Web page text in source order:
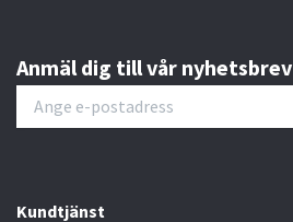
Anmäl dig till vår nyhetsbrev
Kundtjänst